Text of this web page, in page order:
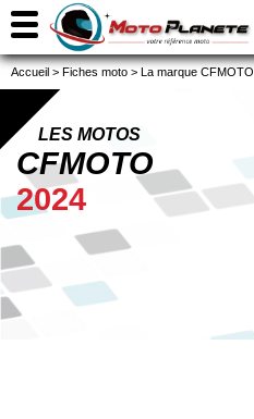
Accueil > Fiches moto > La marque CFMOTO
LES MOTOS
CFMOTO
2024